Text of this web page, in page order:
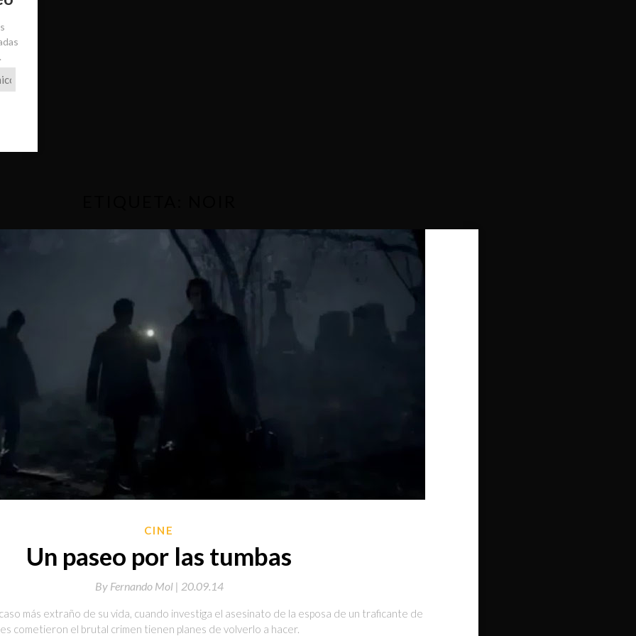
CINE
Un paseo por las tumbas
By Fernando Mol | 20.09.14
más extraño de su vida, cuando investiga el asesinato de la esposa de un traficante de
cometieron el brutal crimen tienen planes de volverlo a hacer.